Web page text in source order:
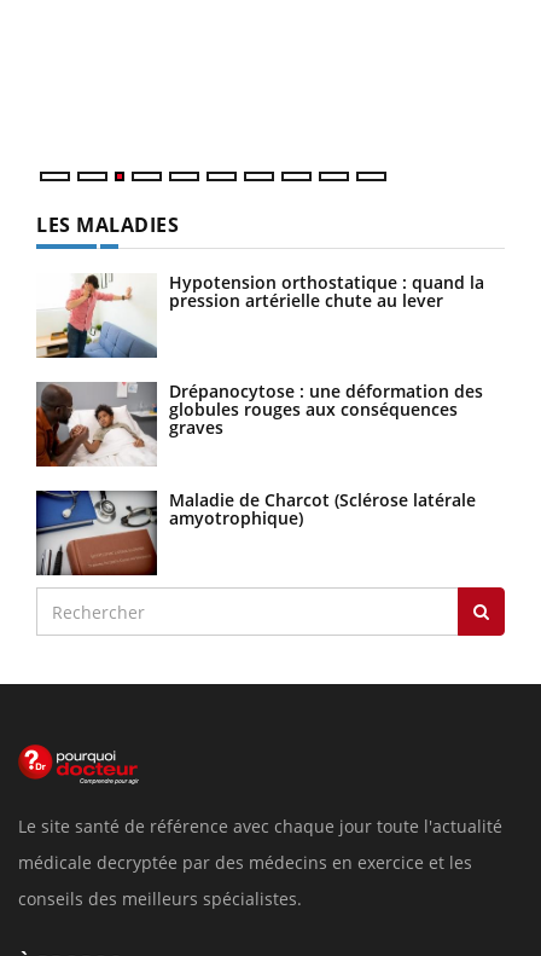
LES MALADIES
Hypotension orthostatique : quand la
pression artérielle chute au lever
Drépanocytose : une déformation des
globules rouges aux conséquences
graves
Maladie de Charcot (Sclérose latérale
amyotrophique)
Le site santé de référence avec chaque jour toute l'actualité
médicale decryptée par des médecins en exercice et les
conseils des meilleurs spécialistes.